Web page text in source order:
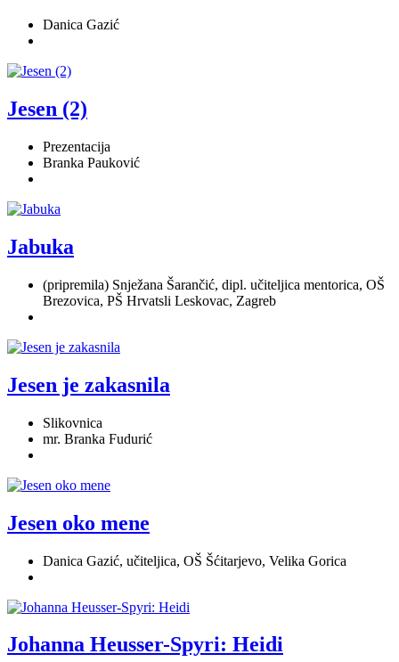
Danica Gazić
Jesen (2)
Prezentacija
Branka Pauković
Jabuka
(pripremila) Snježana Šarančić, dipl. učiteljica mentorica, OŠ
Brezovica, PŠ Hrvatsli Leskovac, Zagreb
Jesen je zakasnila
Slikovnica
mr. Branka Fudurić
Jesen oko mene
Danica Gazić, učiteljica, OŠ Šćitarjevo, Velika Gorica
Johanna Heusser-Spyri: Heidi